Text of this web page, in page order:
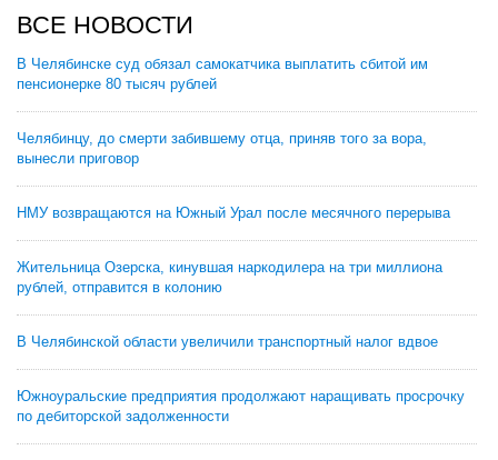
ВСЕ НОВОСТИ
В Челябинске суд обязал самокатчика выплатить сбитой им
пенсионерке 80 тысяч рублей
Челябинцу, до смерти забившему отца, приняв того за вора,
вынесли приговор
НМУ возвращаются на Южный Урал после месячного перерыва
Жительница Озерска, кинувшая наркодилера на три миллиона
рублей, отправится в колонию
В Челябинской области увеличили транспортный налог вдвое
Южноуральские предприятия продолжают наращивать просрочку
по дебиторской задолженности